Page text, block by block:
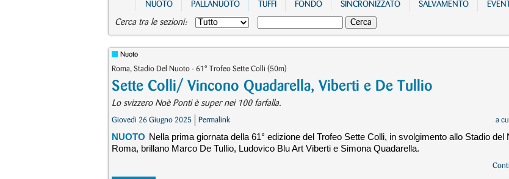
NUOTO PALLANUOTO TUFFI FONDO SINCRONIZZATO SALVAMENTO
Cerca tra le sezioni:
Nuoto
Roma, Stadio Del Nuoto - 61° Trofeo Sette Colli (50m)
Sette Colli/ Vincono Quadarella, Viberti e De Tullio
Lo svizzero Noè Ponti è super nei 100 farfalla.
Giovedì 26 Giugno 2025 Permalink a
NUOTO Nella prima giornata della 61° edizione del Trofeo Sette Colli, in svolgimento allo Stadio del
Roma, brillano Marco De Tullio, Ludovico Blu Art Viberti e Simona Quadarella.